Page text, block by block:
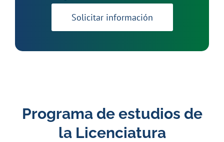
Solicitar información
Programa de estudios de
la Licenciatura